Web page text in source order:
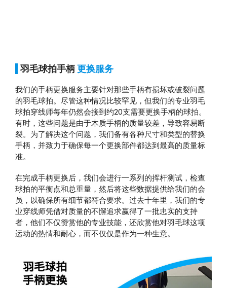
羽毛球拍手柄更换服务
我们的手柄更换服务主要针对那些手柄有损坏或破裂问题
的羽毛球拍。尽管这种情况比较罕见，但我们的专业羽毛
球拍穿线师每年仍然会接到约20支需要更换手柄的球拍。
有时，这些问题是由于木质手柄的质量较差，导致容易断
裂。为了解决这个问题，我们备有各种尺寸和类型的替换
手柄，并致力于确保每一个更换部件都达到最高的质量标
准。
在完成手柄更换后，我们会进行一系列的挥杆测试，检查
球拍的平衡点和总重量，然后将这些数据提供给我们的会
员，以确保所有细节都符合要求。过去十年里，我们的专
业穿线师凭借对质量的不懈追求赢得了一批忠实的支持
者，他们不仅赞赏他的专业技能，还欣赏他对羽毛球这项
运动的热情和耐心，而不仅仅是作为一种生意。